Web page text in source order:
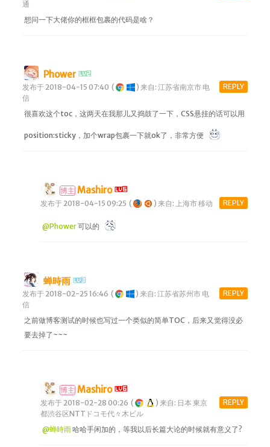
通
想问一下大佬你的框框包裹的代码是啥？
Phower
REPLY
发布于 2018-04-15 07:40 ( ) 来自: 江苏省南京市 电
信
很喜欢这个toc，这两天在我那儿又捣鼓了一下，CSS悬挂的话可以用
position:sticky，加个wrap包裹一下就ok了，非常方便
博主 Mashiro
REPLY
发布于 2018-04-15 09:25 ( ) 来自: 上海市 移动
@Phower可以的
蝉時雨
REPLY
发布于 2018-02-25 16:46 ( ) 来自: 江苏省苏州市 电
信
之前做博客测试的时候也写过一个类似的简单TOC，后来又觉得没必
要去掉了~~~
博主 Mashiro
REPLY
发布于 2018-02-28 00:26 ( ) 来自: 日本 東京
都渋谷区NTTドコモ代々木ビル
@蝉時雨哈哈手闲加的，等我以后长篇大论的时候就有意义了?